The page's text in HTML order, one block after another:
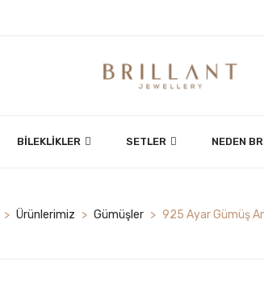
BİLEKLİKLER SETLER NEDEN
> Ürünlerimiz > Gümüşler > 925 Ayar Gümüş